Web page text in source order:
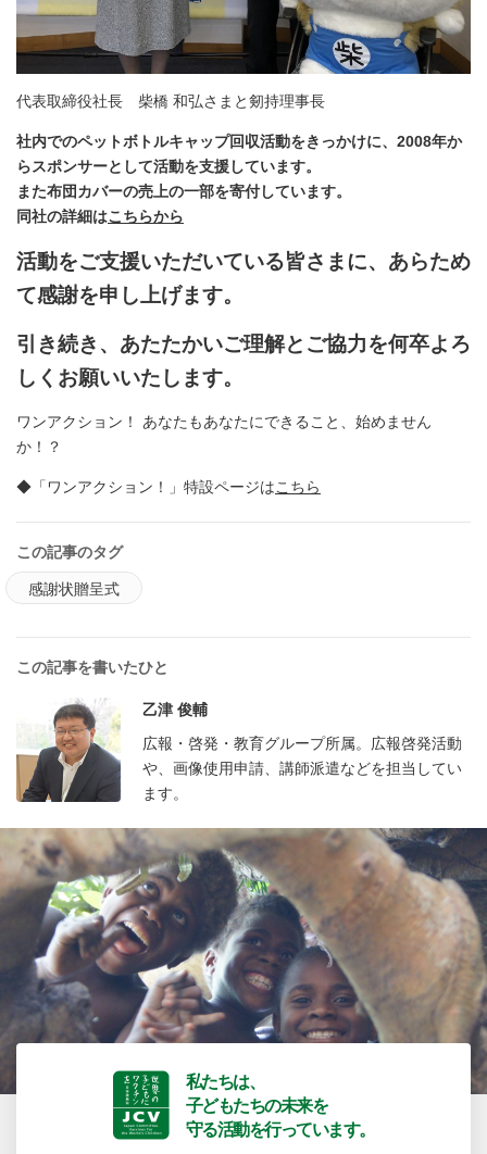
代表取締役社長 柴橋 和弘さまと剱持理事長
社内でのペットボトルキャップ回収活動をきっかけに、2008年か
らスポンサーとして活動を支援しています。
また布団カバーの売上の一部を寄付しています。
同社の詳細はこちらから
活動をご支援いただいている皆さまに、あらため
て感謝を申し上げます。
引き続き、あたたかいご理解とご協力を何卒よろ
しくお願いいたします。
ワンアクション！ あなたもあなたにできること、始めません
か！？
◆「ワンアクション！」特設ページはこちら
この記事のタグ
感謝状贈呈式
この記事を書いたひと
乙津 俊輔
広報・啓発・教育グループ所属。広報啓発活動
や、画像使用申請、講師派遣などを担当してい
ます。
私たちは、
子どもたちの未来を
守る活動を行っています。